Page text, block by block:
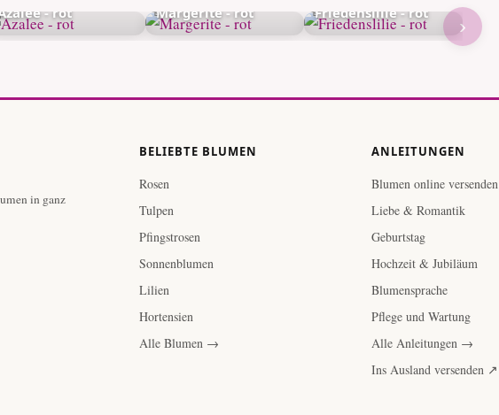
- rot Margerite - rot Friedenslilie - rot
›
in ganz
BELIEBTE BLUMEN
Rosen
Tulpen
Pfingstrosen
Sonnenblumen
Lilien
Hortensien
Alle Blumen →
ANLEITUNGEN
Blumen online versenden
Liebe & Romantik
Geburtstag
Hochzeit & Jubiläum
Blumensprache
Pflege und Wartung
Alle Anleitungen →
Ins Ausland versenden ↗